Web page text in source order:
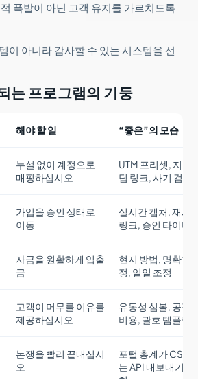
폭발이 아닌 고객 유지를 가르치도록
이 아니라 감사할 수 있는 시스템을 선
는 프로그램의 기둥
해야 할 일 “좋은”의 모습
누설 없이 계정으로
매핑하십시오
UTM 프리셋, 지역
딥 링크, 사기 검사
가입을 승인 상태로
이동
실시간 캡처, 재시
링크, 승인 타이머
자금을 원활하게 입출
금
현지 방법, 명확한
정, 일일 조정
고객이 머무를 이유를
제공하십시오
유동성 심볼, 공정
비용, 괄호 템플릿
논쟁을 빨리 끝내십시
오
포털 총계가 CSV
는 API 내보내기와